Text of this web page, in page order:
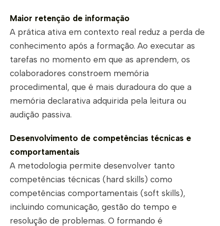
Maior retenção de informação
A prática ativa em contexto real reduz a perda de
conhecimento após a formação. Ao executar as
tarefas no momento em que as aprendem, os
colaboradores constroem memória
procedimental, que é mais duradoura do que a
memória declarativa adquirida pela leitura ou
audição passiva.
Desenvolvimento de competências técnicas e
comportamentais
A metodologia permite desenvolver tanto
competências técnicas (hard skills) como
competências comportamentais (soft skills),
incluindo comunicação, gestão do tempo e
resolução de problemas. O formando é